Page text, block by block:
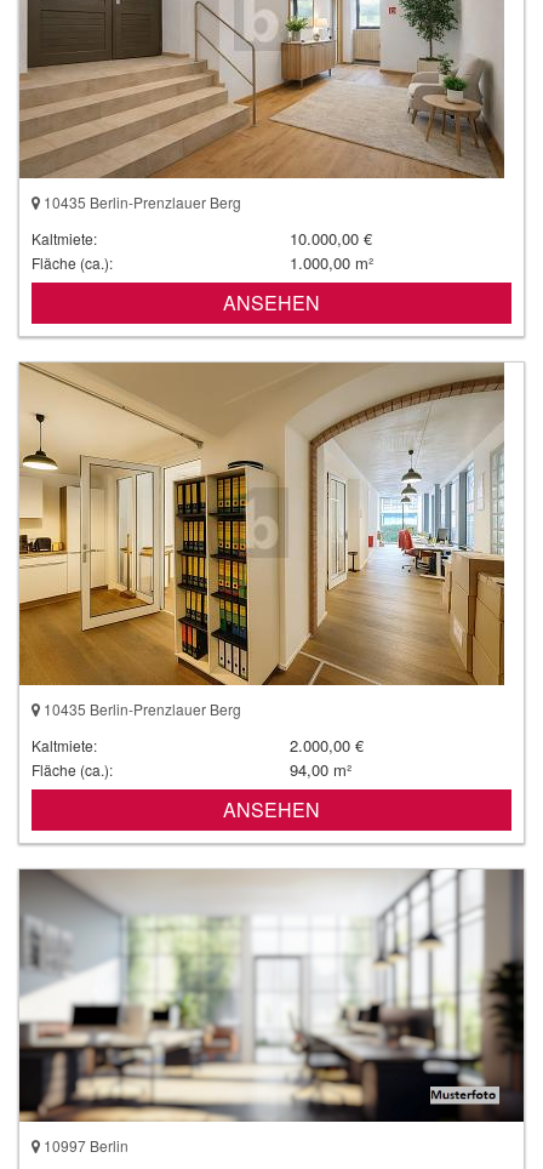
10435 Berlin-Prenzlauer Berg
Kaltmiete:
10.000,00 €
Fläche (ca.): 1.000,00 m²
ANSEHEN
10435 Berlin-Prenzlauer Berg
Kaltmiete:
2.000,00 €
Fläche (ca.): 94,00 m²
ANSEHEN
10997 Berlin